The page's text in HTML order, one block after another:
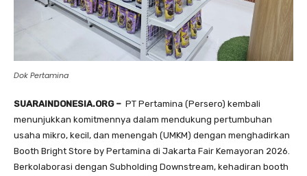
Dok Pertamina
SUARAINDONESIA.ORG – PT Pertamina (Persero) kembali
menunjukkan komitmennya dalam mendukung pertumbuhan
usaha mikro, kecil, dan menengah (UMKM) dengan menghadirkan
Booth Bright Store by Pertamina di Jakarta Fair Kemayoran 2026.
Berkolaborasi dengan Subholding Downstream, kehadiran booth